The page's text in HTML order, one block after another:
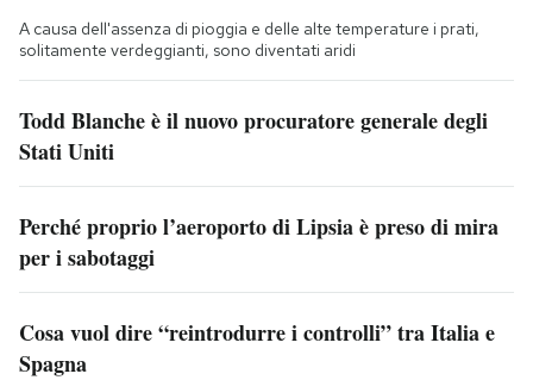
A causa dell'assenza di pioggia e delle alte temperature i prati,
solitamente verdeggianti, sono diventati aridi
Todd Blanche è il nuovo procuratore generale degli
Stati Uniti
Perché proprio l’aeroporto di Lipsia è preso di mira
per i sabotaggi
Cosa vuol dire “reintrodurre i controlli” tra Italia e
Spagna